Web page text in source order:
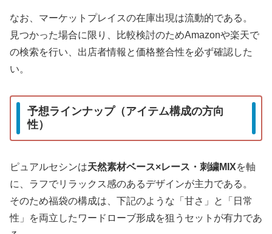
なお、マーケットプレイスの在庫出現は流動的である。
見つかった場合に限り、比較検討のためAmazonや楽天で
の検索を行い、出店者情報と価格整合性を必ず確認した
い。
予想ラインナップ（アイテム構成の方向
性）
ピュアルセシンは天然素材ベース×レース・刺繍MIXを軸
に、ラフでリラックス感のあるデザインが主力である。
そのため福袋の構成は、下記のような「甘さ」と「日常
性」を両立したワードローブ形成を狙うセットが有力であ